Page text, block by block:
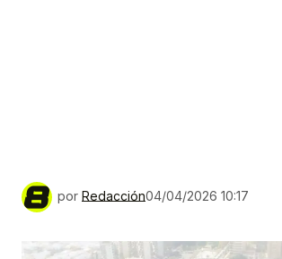
por Redacción04/04/2026 10:17